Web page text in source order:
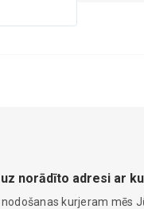
norādīto adresi ar
nodošanas kurjeram mēs